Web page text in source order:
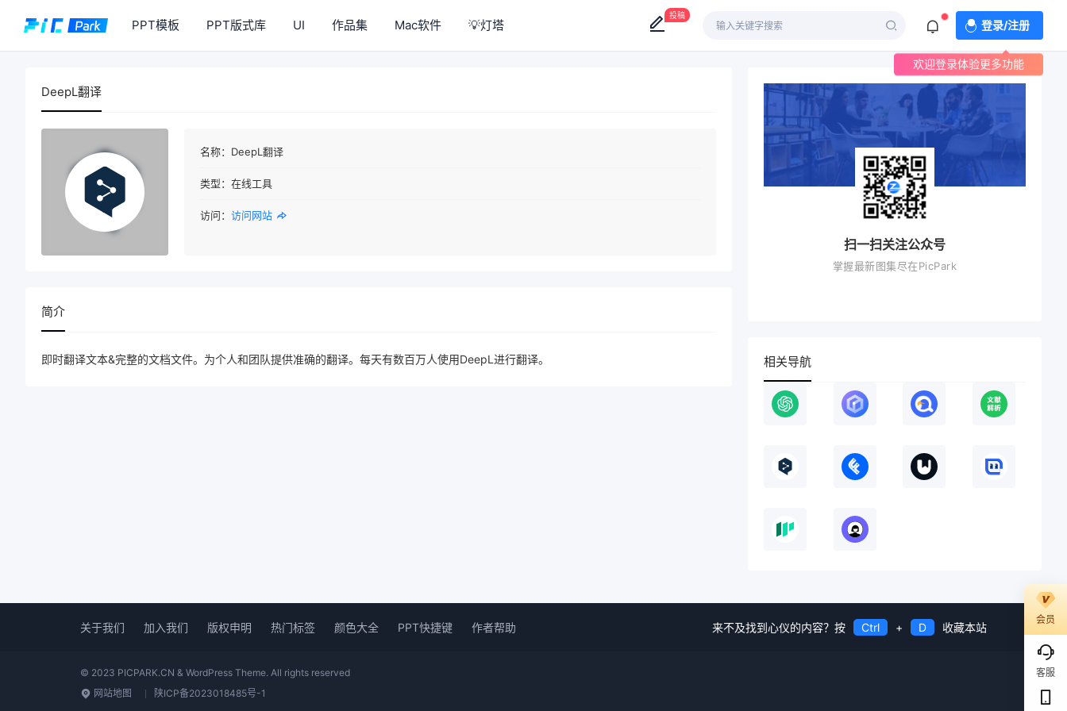
PPT模板 PPT版式库 UI 作品集 Mac软件 💡灯塔
投稿
登录/注册
欢迎登录体验更多功能
DeepL翻译
名称： DeepL翻译
类型： 在线工具
访问： 访问网站
简介
即时翻译文本&完整的文档文件。为个人和团队提供准确的翻译。每天有数百万人使用DeepL进行翻译。
扫一扫关注公众号
掌握最新图集尽在PicPark
相关导航
关于我们 加入我们 版权申明 热门标签 颜色大全 PPT快捷键 作者帮助 来不及找到心仪的内容？按 Ctrl + D 收藏本站
会员
客服
© 2023 PICPARK.CN & WordPress Theme. All rights reserved
网站地图
陕ICP备2023018485号-1